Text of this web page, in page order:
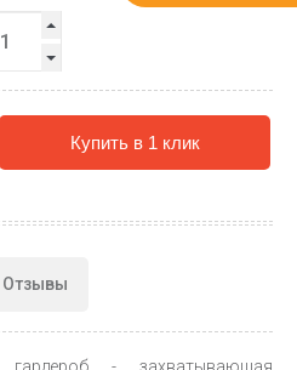
Купить в 1 клик
Отзывы